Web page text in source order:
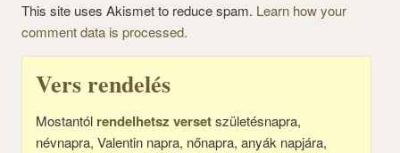
This site uses Akismet to reduce spam. Learn how your
comment data is processed.
Vers rendelés
Mostantól rendelhetsz versetszületésnapra,
névnapra, Valentin napra, nőnapra, anyák napjára,